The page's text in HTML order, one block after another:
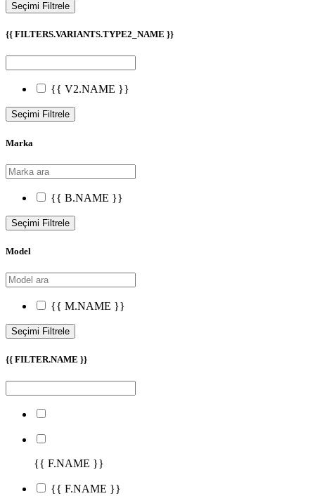
Seçimi Filtrele
{{ FILTERS.VARIANTS.TYPE2_NAME }}
{{ V2.NAME }}
Seçimi Filtrele
Marka
{{ B.NAME }}
Seçimi Filtrele
Model
{{ M.NAME }}
Seçimi Filtrele
{{ FILTER.NAME }}
{{ F.NAME }}
{{ F.NAME }}